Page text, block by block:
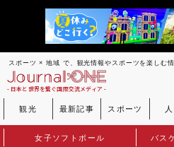
スポーツ × 地域 で、観光情報やスポーツを楽しむ
- 日本と世界を繋ぐ国際交流メディア -
観光 最新記事 スポーツ
女子ソフトボール バス